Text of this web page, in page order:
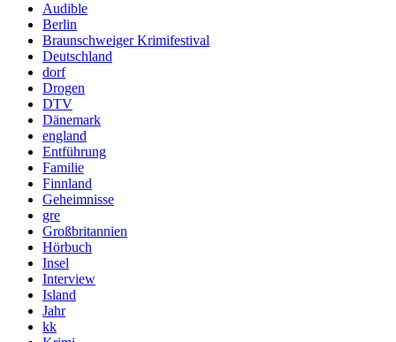
Audible
Berlin
Braunschweiger Krimifestival
Deutschland
dorf
Drogen
DTV
Dänemark
england
Entführung
Familie
Finnland
Geheimnisse
gre
Großbritannien
Hörbuch
Insel
Interview
Island
Jahr
kk